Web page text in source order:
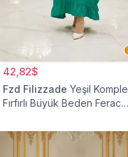
42,82$
Fzd Filizzade Yeşil Komple
Fırfırlı Büyük Beden Ferace